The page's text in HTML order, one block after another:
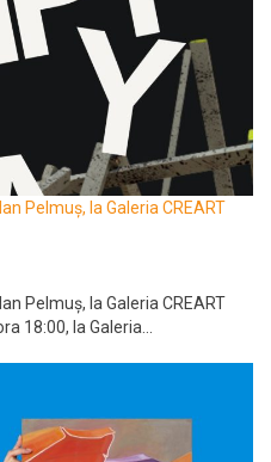
Pelmuș, la Galeria CREART
Pelmuș, la Galeria CREART
18:00, la Galeria...